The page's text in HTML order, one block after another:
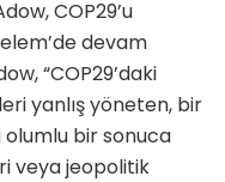
COP29’u
devam
“COP29’daki
yanlış yöneten, bir
olumlu bir sonuca
veya jeopolitik